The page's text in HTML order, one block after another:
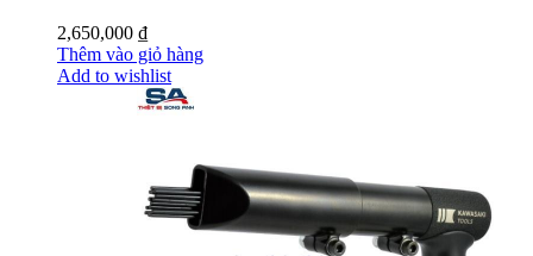
2,650,000 ₫
Thêm vào giỏ hàng
Add to wishlist